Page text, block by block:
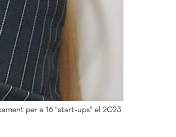
per a 16 "start-ups" el 2023